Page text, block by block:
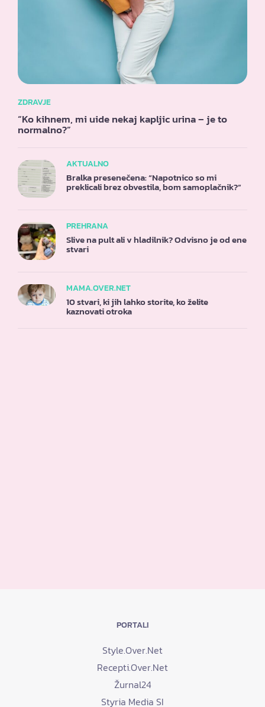
ZDRAVJE
“Ko kihnem, mi uide nekaj kapljic urina – je to
normalno?”
AKTUALNO
Bralka presenečena: “Napotnico so mi
preklicali brez obvestila, bom samoplačnik?”
PREHRANA
Slive na pult ali v hladilnik? Odvisno je od ene
stvari
MAMA.OVER.NET
10 stvari, ki jih lahko storite, ko želite
kaznovati otroka
PORTALI
Style.Over.Net
Recepti.Over.Net
Žurnal24
Styria Media SI